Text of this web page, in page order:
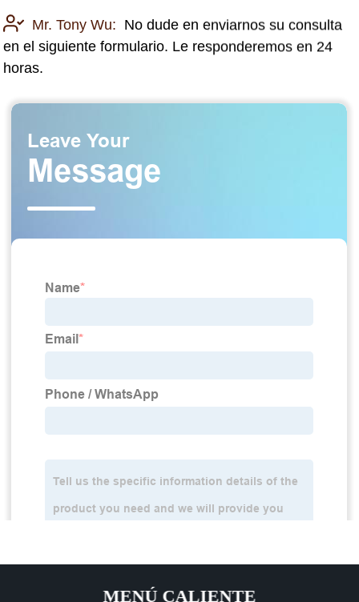
Mr. Tony Wu: No dude en enviarnos su consulta
en el siguiente formulario. Le responderemos en 24
horas.
MENÚ CALIENTE